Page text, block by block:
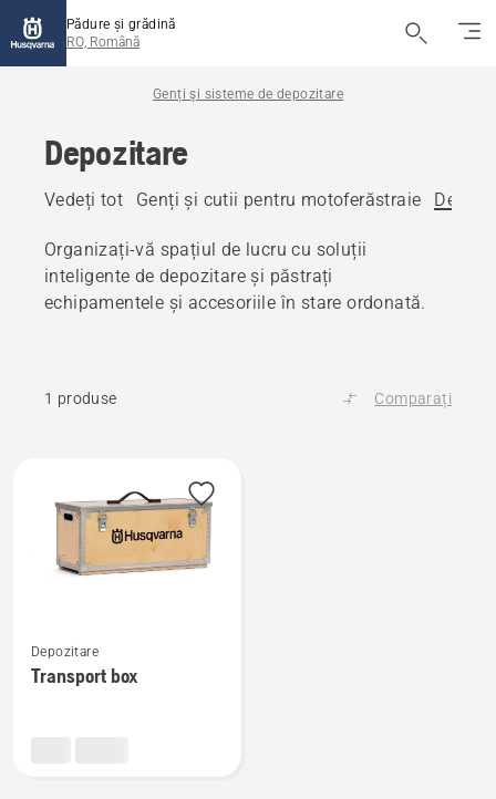
Pădure și grădină
RO, Română
Genți şi sisteme de depozitare
Depozitare
Vedeți tot Genți și cutii pentru motoferăstraie
Organizați-vă spațiul de lucru cu soluții
inteligente de depozitare și păstrați
echipamentele și accesoriile în stare ordonată.
1 produse Comparați
produsele
mai
multe
Depozitare
Transport box